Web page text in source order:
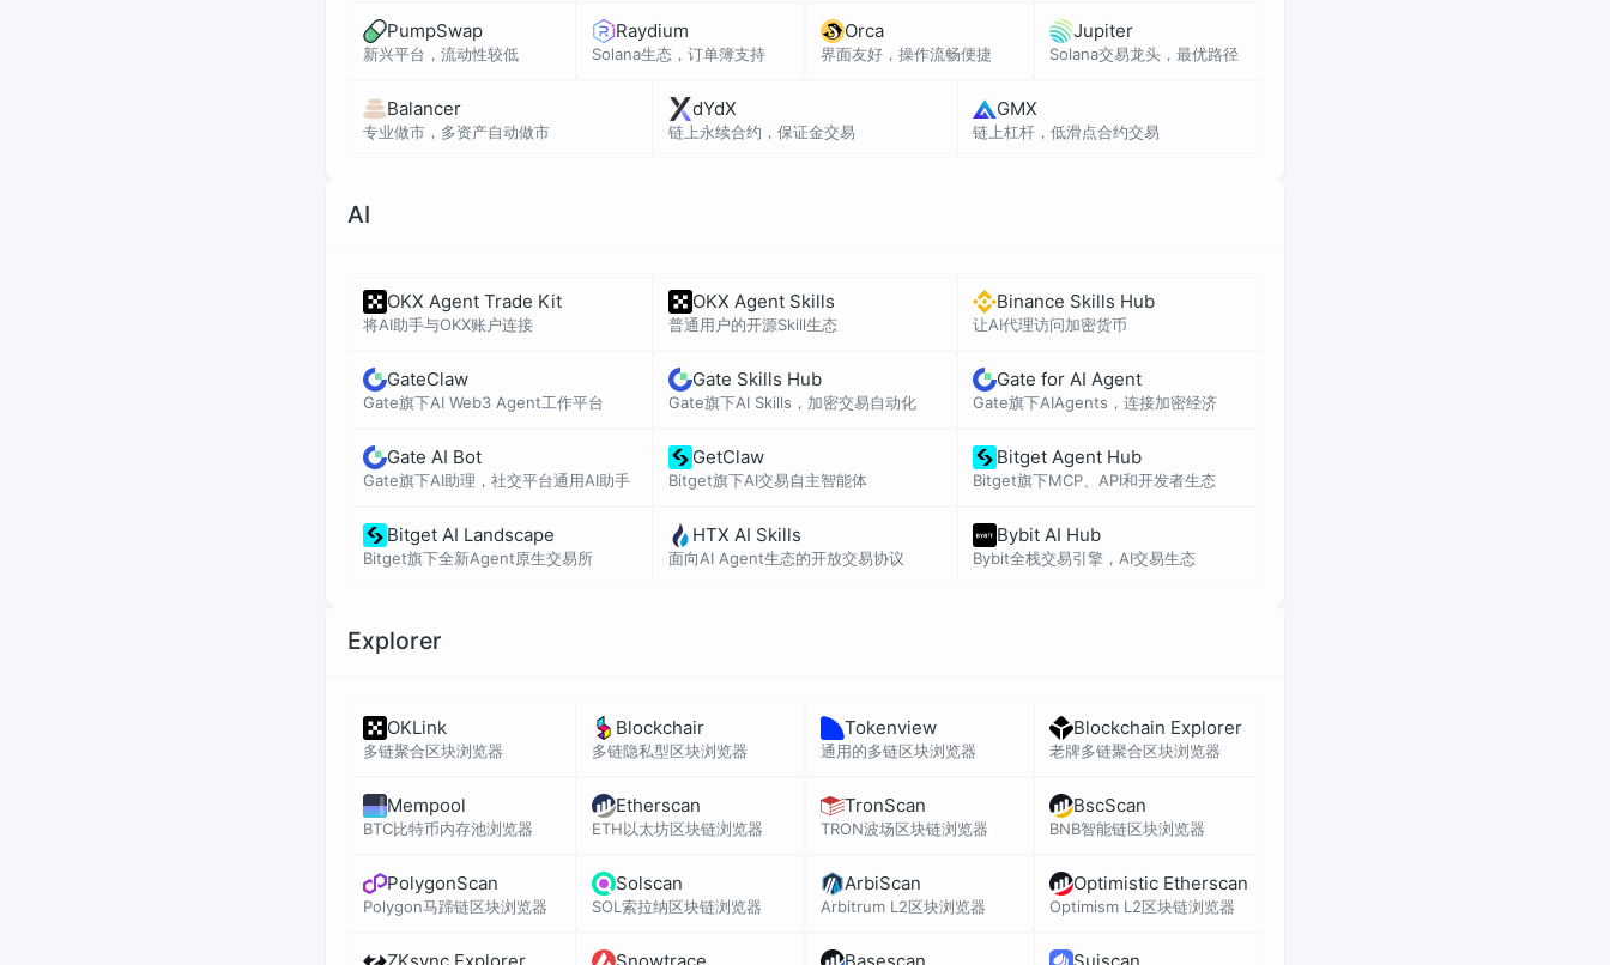
PumpSwap
新兴平台，流动性较低
Raydium
Solana生态，订单簿支持
Orca
界面友好，操作流畅便捷
Jupiter
Solana交易龙头，最优路径
Balancer
专业做市，多资产自动做市
dYdX
链上永续合约，保证金交易
GMX
链上杠杆，低滑点合约交易
AI
OKX Agent Trade Kit
将AI助手与OKX账户连接
OKX Agent Skills
普通用户的开源Skill生态
Binance Skills Hub
让AI代理访问加密货币
GateClaw
Gate旗下AI Web3 Agent工作平台
Gate Skills Hub
Gate旗下AI Skills，加密交易自动化
Gate for AI Agent
Gate旗下AIAgents，连接加密经济
Gate AI Bot
Gate旗下AI助理，社交平台通用AI助手
GetClaw
Bitget旗下AI交易自主智能体
Bitget Agent Hub
Bitget旗下MCP、API和开发者生态
Bitget AI Landscape
Bitget旗下全新Agent原生交易所
HTX AI Skills
面向AI Agent生态的开放交易协议
Bybit AI Hub
Bybit全栈交易引擎，AI交易生态
Explorer
OKLink
多链聚合区块浏览器
Blockchair
多链隐私型区块浏览器
Tokenview
通用的多链区块浏览器
Blockchain Explorer
老牌多链聚合区块浏览器
Mempool
BTC比特币内存池浏览器
Etherscan
ETH以太坊区块链浏览器
TronScan
TRON波场区块链浏览器
BscScan
BNB智能链区块浏览器
PolygonScan
Polygon马蹄链区块浏览器
Solscan
SOL索拉纳区块链浏览器
ArbiScan
Arbitrum L2区块浏览器
Optimistic Etherscan
Optimism L2区块链浏览器